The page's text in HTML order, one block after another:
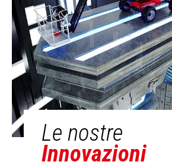
Le nostre
Innovazioni